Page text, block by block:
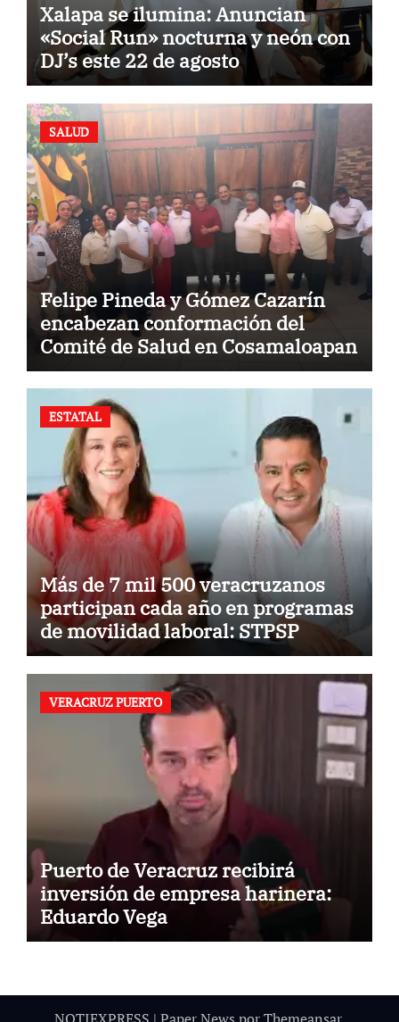
Xalapa se ilumina: Anuncian
«Social Run» nocturna y neón con
DJ’s este 22 de agosto
SALUD
Felipe Pineda y Gómez Cazarín
encabezan conformación del
Comité de Salud en Cosamaloapan
ESTATAL
Más de 7 mil 500 veracruzanos
participan cada año en programas
de movilidad laboral: STPSP
VERACRUZ PUERTO
Puerto de Veracruz recibirá
inversión de empresa harinera:
Eduardo Vega